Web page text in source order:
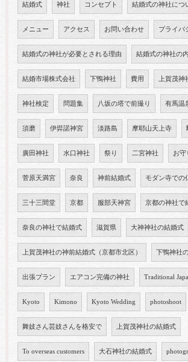
結婚式 神社 コンセプト 結婚式の神社につ
メニュー アクセス お問い合わせ プライバ
結婚式の神社が必要とされる理由 結婚式の神社の
結婚市場株式会社 下鴨神社 費用 上賀茂神
神社検定 問題集 八坂の塔で前撮り 有馬温
須磨 伊弉諾神宮 淡路島 摩耶山天上寺
廣田神社 水口神社 祭り 二宮神社 お守
菅原天満宮 奈良 神前結婚式 モダン寺での
三十三間堂 京都 服部天神宮 京都の神社で
奈良の神社で結婚式 滋賀県 大神神社の結婚式
上賀茂神社の神前結婚式（京都市北区） 下鴨神社
出張プラン エアコン完備の神社 Traditional
Kyoto Kimono Kyoto Wedding photoshoot
舞妓さん芸妓さんを格安で 上賀茂神社の結婚式
To overseas customers 大石神社の結婚式